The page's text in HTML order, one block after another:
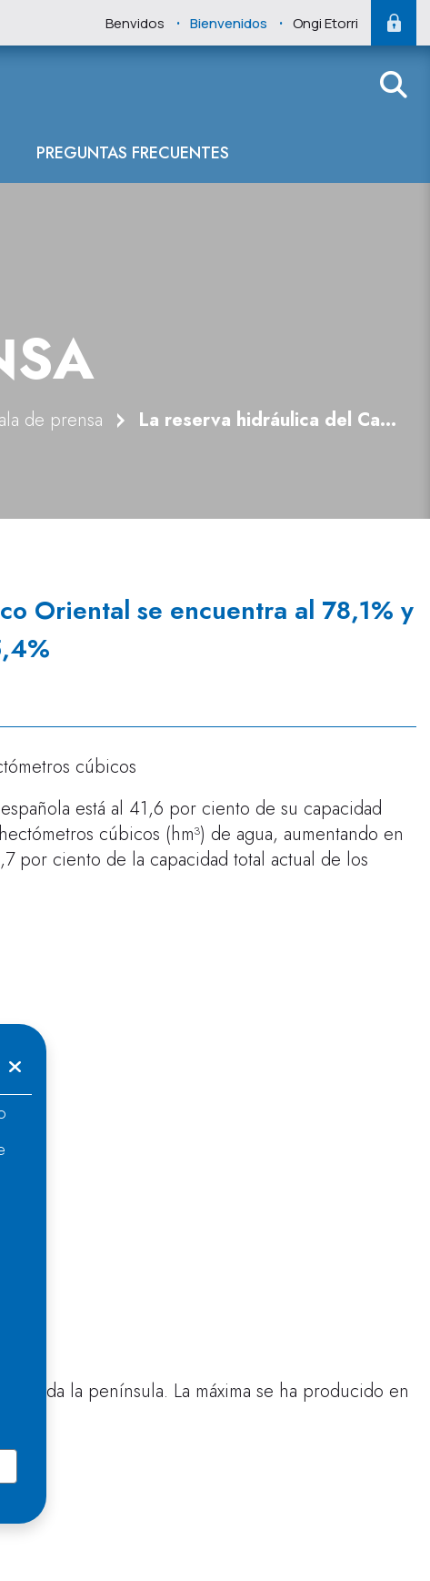
Benvidos . Bienvenidos . Ongi Etorri
PREGUNTAS FRECUENTES
de prensa La reserva hidráulica del Cantábrico Oriental se encuentra al 78,1% y la del Cantábrico Occidental al 65,4%
Oriental se encuentra al 78,1% y
cúbicos
está al 41,6 por ciento de su capacidad
cúbicos (hm³) de agua, aumentando en
por ciento de la capacidad total actual de los
a toda la península. La máxima se ha producido en